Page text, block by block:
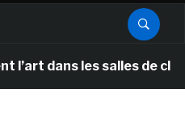
dans les salles de classe